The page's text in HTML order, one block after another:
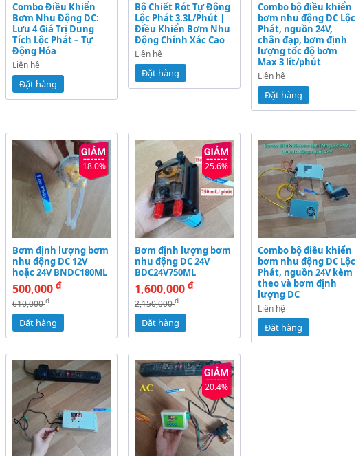
Combo Điều Khiển
Bơm Nhu Động DC:
Lưu 4 Giá Trị Dung
Tích Lộc Phát – Tự
Động Hóa
Liên hệ
Đặt hàng
Bộ Chiết Rót Tự Động
Lộc Phát 3.3L/Phút |
Điều Khiển Bơm Nhu
Động Chính Xác Cao
Liên hệ
Đặt hàng
Combo bộ điều khiển
bơm nhu động DC Lộc
Phát, nguồn 24V,
chân đạp, bơm định
lượng tốc độ bơm
Max 3 lít/phút
Liên hệ
Đặt hàng
18.0%
Bơm định lượng bơm
nhu động DC 12V
hoặc 24V BNDC180ML
500,000 đ
610,000đ
Đặt hàng
25.6%
Bơm định lượng bơm
nhu động DC 24V
BDC24V750ML
1,600,000đ
2,150,000đ
Đặt hàng
Combo bộ điều khiển
bơm nhu động DC Lộc
Phát, nguồn 24V kèm
theo và bơm định
lượng DC
Liên hệ
Đặt hàng
20.4%